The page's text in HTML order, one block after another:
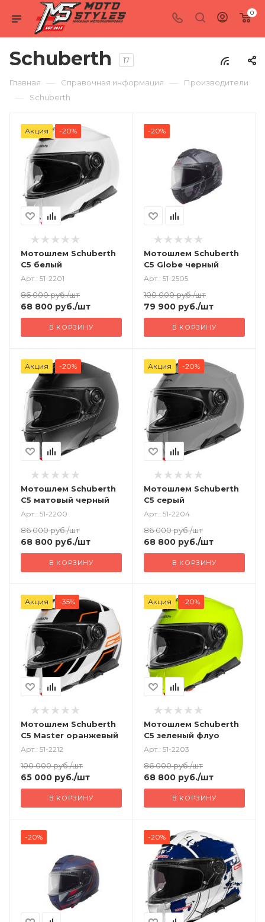
0
Schuberth 17
Главная — Справочная информация — Производители
— Schuberth
Акция -20%
Мотошлем Schuberth
C5 белый
Арт.: 51-2201
86 000руб./шт
68 800 руб./шт
В КОРЗИНУ
-20%
Мотошлем Schuberth
C5 Globe черный
Арт.: 51-2505
100 000руб./шт
79 900 руб./шт
В КОРЗИНУ
Акция -20%
Мотошлем Schuberth
C5 матовый черный
Арт.: 51-2200
86 000руб./шт
68 800 руб./шт
В КОРЗИНУ
Акция -20%
Мотошлем Schuberth
C5 серый
Арт.: 51-2204
86 000руб./шт
68 800 руб./шт
В КОРЗИНУ
Акция -35%
Мотошлем Schuberth
C5 Master оранжевый
Арт.: 51-2212
100 000руб./шт
65 000 руб./шт
В КОРЗИНУ
Акция -20%
Мотошлем Schuberth
C5 зеленый флуо
Арт.: 51-2203
86 000руб./шт
68 800 руб./шт
В КОРЗИНУ
-20% -20%